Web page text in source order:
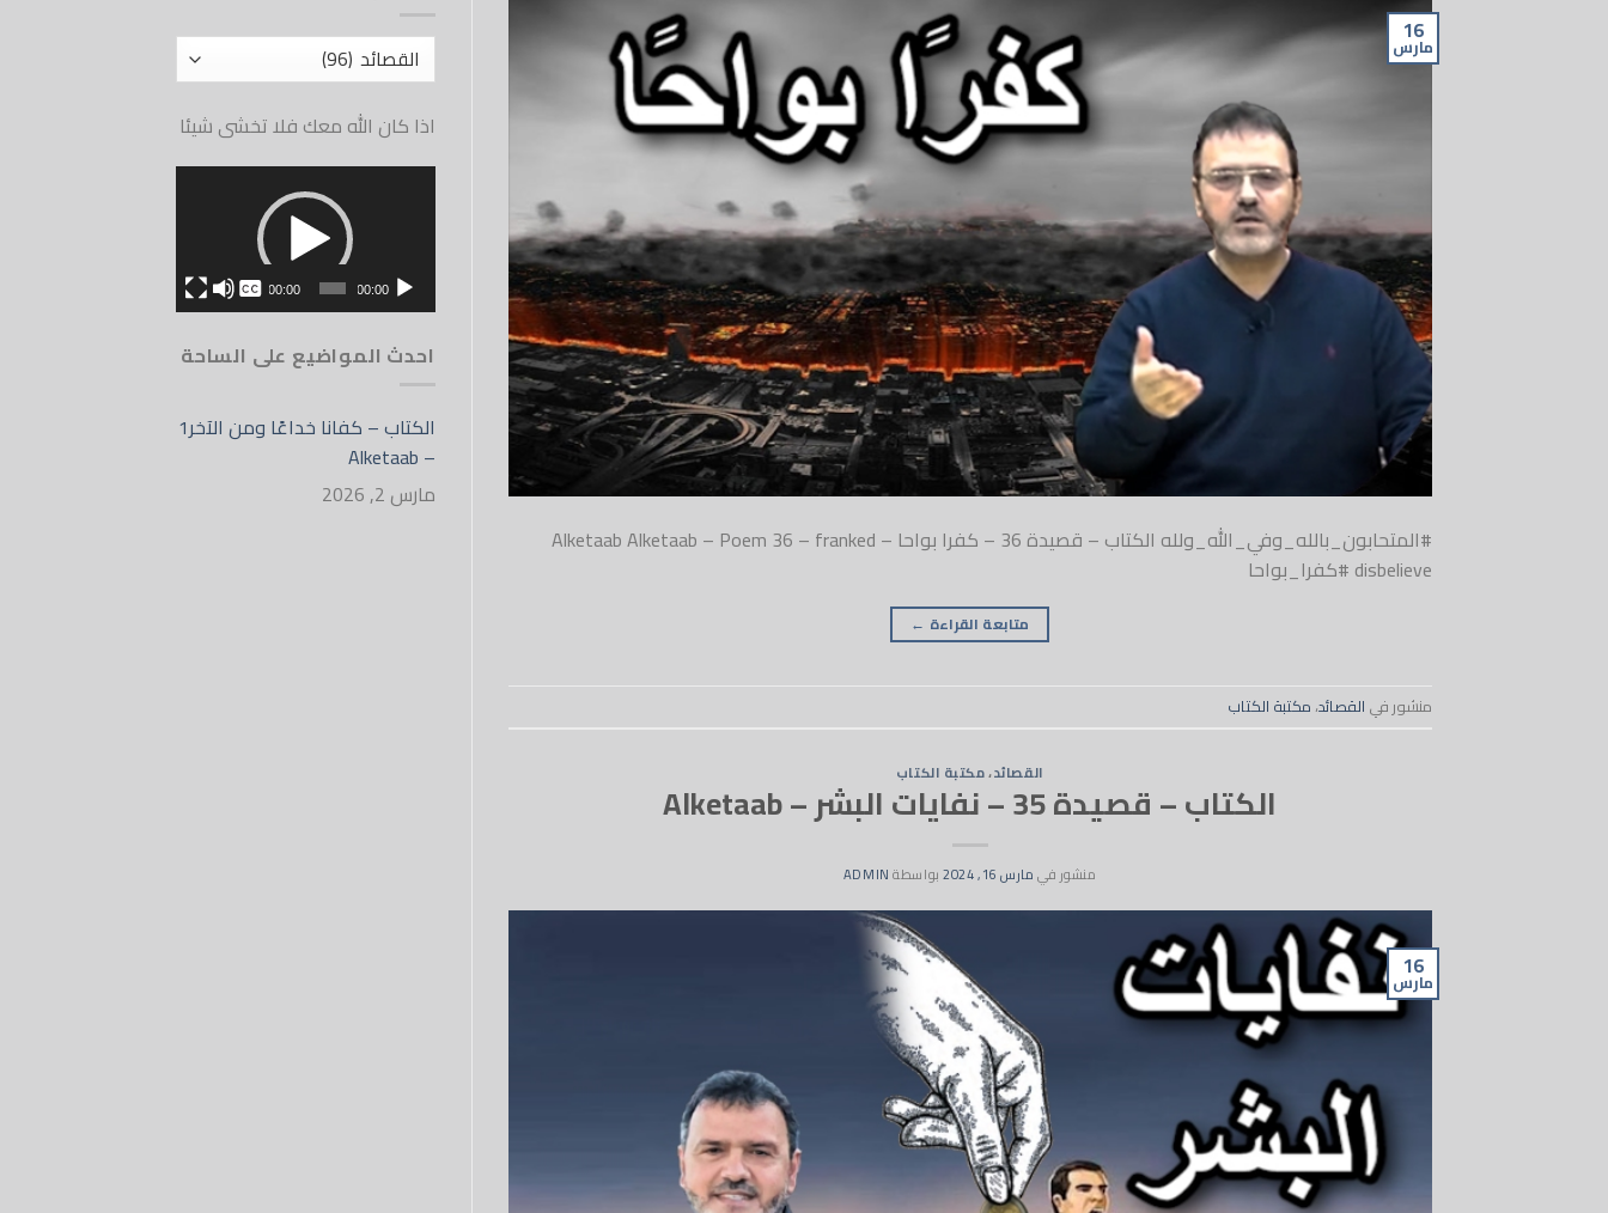
16
مارس
#المتحابون_بالله_وفي_الله_ولله الكتاب – قصيدة 36 – كفرا بواحا – Alketaab Alketaab – Poem 36 – franked
disbelieve #كفرا_بواحا
متابعة القراءة ←
منشور في القصائد، مكتبة الكتاب
القصائد،مكتبة الكتاب
الكتاب – قصيدة 35 – نفايات البشر – Alketaab
منشور فيمارس 16, 2024 بواسطةADMIN
16
مارس
أقسام
الموقع
اذا كان الله معك فلا تخشى شيئا
00:00
00:00
بدون
English
احدث المواضيع على الساحة
الكتاب – كفانا خداعًا ومن الآخر1
– Alketaab
مارس 2, 2026